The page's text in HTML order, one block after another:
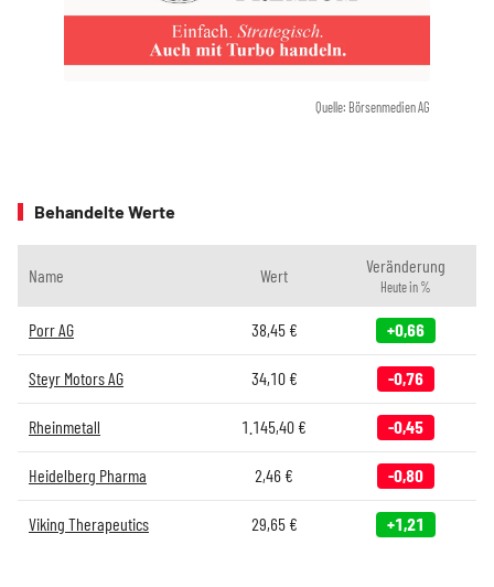
Quelle: Börsenmedien AG
Behandelte Werte
Name Wert Veränderung
Heute in %
Porr AG 38,45€ +0,66
Steyr Motors AG 34,10€ -0,76
Rheinmetall 1.145,40 € -0,45
Heidelberg Pharma 2,46 € -0,80
Viking Therapeutics 29,65€ +1,21